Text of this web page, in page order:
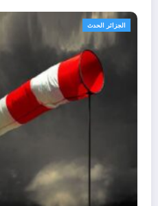
جدا متوقعة في الجزائر في
.. توقعات مناخ خريف